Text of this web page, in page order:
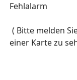
Fehlalarm
( Bitte melden
einer Karte zu